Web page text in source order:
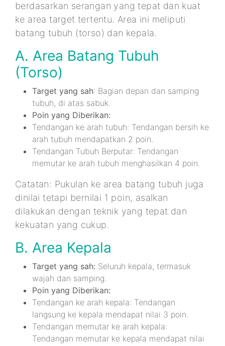
berdasarkan serangan yang tepat dan kuat
ke area target tertentu. Area ini meliputi
batang tubuh (torso) dan kepala.
A. Area Batang Tubuh
(Torso)
Target yang sah: Bagian depan dan samping
tubuh, di atas sabuk.
Poin yang Diberikan:
Tendangan ke arah tubuh: Tendangan bersih ke
arah tubuh mendapatkan 2 poin.
Tendangan Tubuh Berputar: Tendangan
memutar ke arah tubuh menghasilkan 4 poin.
Catatan: Pukulan ke area batang tubuh juga
dinilai tetapi bernilai 1 poin, asalkan
dilakukan dengan teknik yang tepat dan
kekuatan yang cukup.
B. Area Kepala
Target yang sah: Seluruh kepala, termasuk
wajah dan samping.
Poin yang Diberikan:
Tendangan ke arah kepala: Tendangan
langsung ke kepala mendapat nilai 3 poin.
Tendangan memutar ke arah kepala:
Tendangan memutar ke kepala mendapat nilai